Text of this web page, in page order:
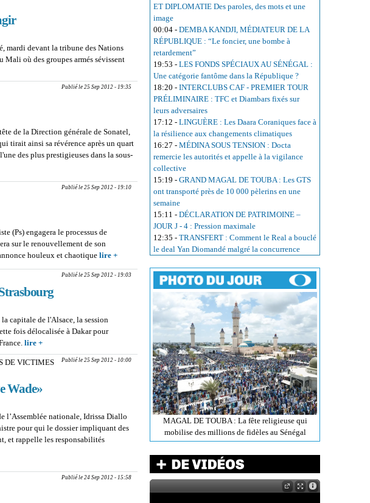
triomphe de
ses anciens
mardi devant la tribune des Nations
où des groupes armés sévissent
le Conseil de sécurité à réagir
Publié le 25 Sep 2012 - 19:35
de la Direction générale de Sonatel,
tirait ainsi sa révérence après un quart
des plus prestigieuses dans la sous-
Publié le 25 Sep 2012 - 19:10
(Ps) engagera le processus de
sur le renouvellement de son
houleux et chaotique lire +
PROCHAIN
CONGRÈS
ORDINAIRE
SOCIALISTE:
Du soufre dans
Publié le 25 Sep 2012 - 19:03
capitale de l'Alsace, la session
fois délocalisée à Dakar pour
lire +
D'ENSEIGNEMENT DES
DROITS HUMAINS : La
Publié le 25 Sep 2012 - 10:00
DE VICTIMES
Wade»
l’Assemblée nationale, Idrissa Diallo
pour qui le dossier impliquant des
et rappelle les responsabilités
DU JOOLA : «Le goulot
Publié le 24 Sep 2012 - 15:58
ET DIPLOMATIE Des paroles, des mots et une
image
00:04 - DEMBA KANDJI, MÉDIATEUR DE LA
RÉPUBLIQUE : “Le foncier, une bombe à
retardement”
19:53 - LES FONDS SPÉCIAUX AU SÉNÉGAL :
Une catégorie fantôme dans la République ?
18:20 - INTERCLUBS CAF - PREMIER TOUR
PRÉLIMINAIRE : TFC et Diambars fixés sur
leurs adversaires
17:12 - LINGUÈRE : Les Daara Coraniques face à
la résilience aux changements climatiques
16:27 - MÉDINA SOUS TENSION : Docta
remercie les autorités et appelle à la vigilance
collective
15:19 - GRAND MAGAL DE TOUBA : Les GTS
ont transporté près de 10 000 pèlerins en une
semaine
15:11 - DÉCLARATION DE PATRIMOINE –
JOUR J - 4 : Pression maximale
12:35 - TRANSFERT : Comment le Real a bouclé
le deal Yan Diomandé malgré la concurrence
MAGAL DE TOUBA : La fête religieuse qui
mobilise des millions de fidèles au Sénégal